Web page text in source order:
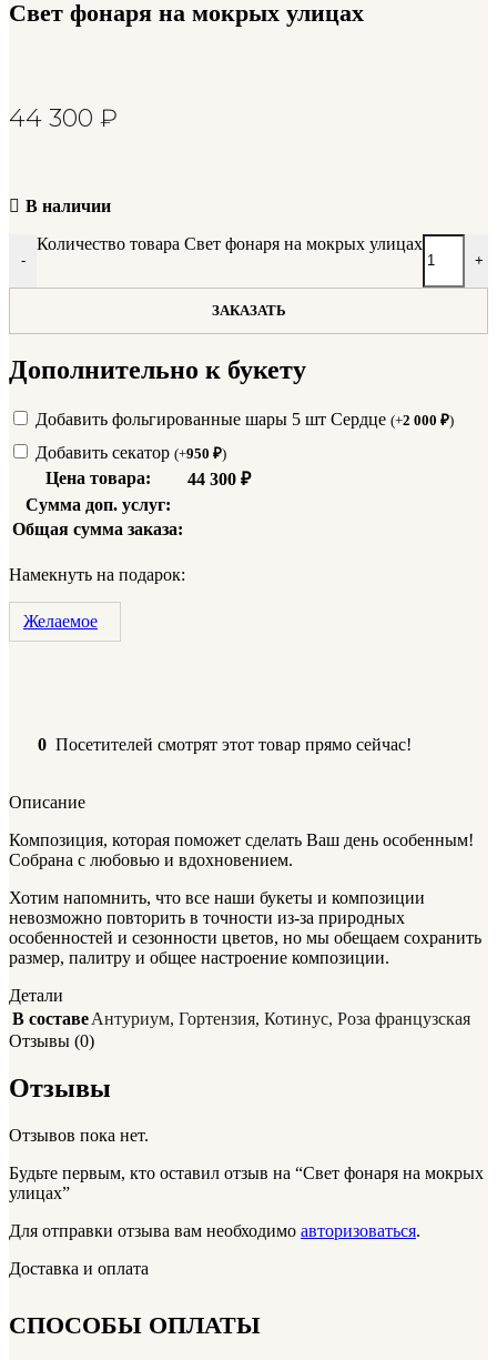
Свет фонаря на мокрых улицах
44 300 ₽
В наличии
-
Количество товара Свет фонаря на мокрых улицах
+
ЗАКАЗАТЬ
Дополнительно к букету
Добавить фольгированные шары 5 шт Сердце (+2 000 ₽)
Добавить секатор (+950 ₽)
Цена товара: 44 300 ₽
Сумма доп. услуг:
Общая сумма заказа:
Намекнуть на подарок:
Желаемое
0 Посетителей смотрят этот товар прямо сейчас!
Описание
Композиция, которая поможет сделать Ваш день особенным!
Собрана с любовью и вдохновением.
Хотим напомнить, что все наши букеты и композиции
невозможно повторить в точности из-за природных
особенностей и сезонности цветов, но мы обещаем сохранить
размер, палитру и общее настроение композиции.
Детали
В составеАнтуриум, Гортензия, Котинус, Роза французская
Отзывы (0)
Отзывы
Отзывов пока нет.
Будьте первым, кто оставил отзыв на “Свет фонаря на мокрых
улицах”
Для отправки отзыва вам необходимо авторизоваться.
Доставка и оплата
СПОСОБЫ ОПЛАТЫ